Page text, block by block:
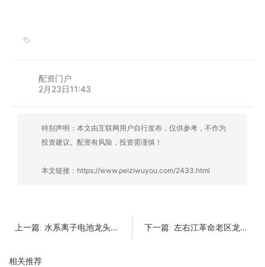
配资门户
2月23日11:43
特别声明：本文由互联网用户自行发布，仅供参考，不作为
投资建议。配资有风险，投资需谨慎！
本文链接： https://www.peiziwuyou.com/2433.html
上一篇: 水系离子电池龙头股一览及排名 下一篇: 左右江革命老区龙头股一览及排名
相关推荐